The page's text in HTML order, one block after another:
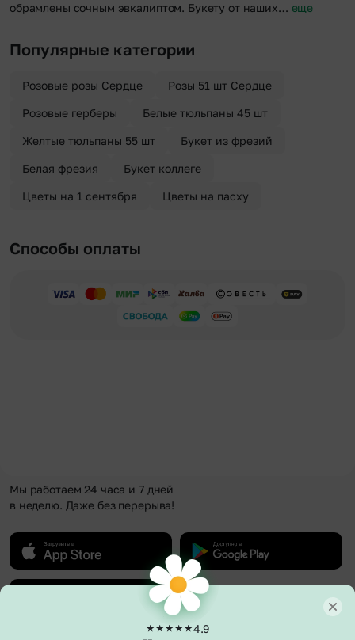
обрамлены сочным эвкалиптом. Букету от наших… еще
Популярные категории
Розовые розы Сердце Розы 51 шт Сердце
Розовые герберы Белые тюльпаны 45 шт
Желтые тюльпаны 55 шт Букет из фрезий
Белая фрезия Букет коллеге
Цветы на 1 сентября Цветы на пасху
Способы оплаты
Мы работаем 24 часа и 7 дней
в неделю. Даже без перерыва!
4.9